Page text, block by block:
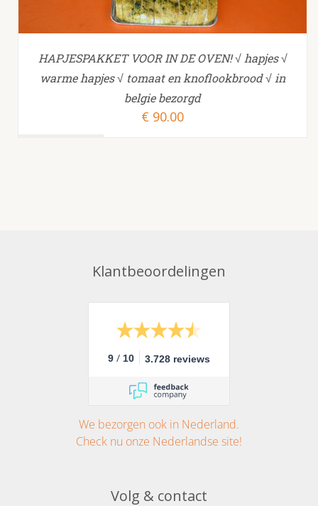
HAPJESPAKKET VOOR IN DE OVEN! √ hapjes √
warme hapjes √ tomaat en knoflookbrood √ in
belgie bezorgd
€ 90.00
Klantbeoordelingen
9 / 10 3.728 reviews
We bezorgen ook in Nederland.
Check nu onze Nederlandse site!
Volg & contact